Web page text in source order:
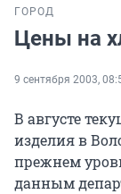
ГОРОД
Цены на
9 сентября 2003,
В августе
изделия в
прежнем
данным